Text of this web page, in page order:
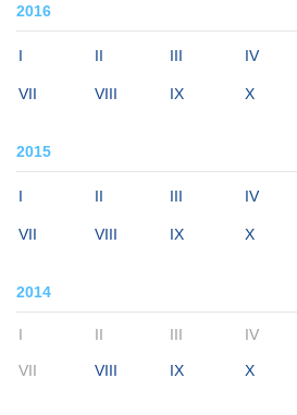
2016
I II III IV
VII VIII IX X
2015
I II III IV
VII VIII IX X
2014
I II III IV
VII VIII IX X